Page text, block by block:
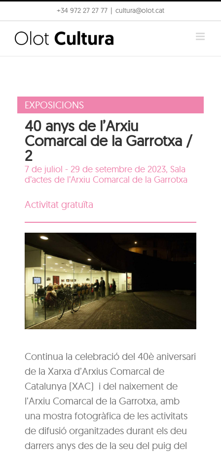
to
content
+34 972 27 27 77 cultura@olot.cat
EXPOSICIONS
40 anys de l’Arxiu
Comarcal de la Garrotxa /
2
7 de juliol - 29 de setembre de 2023, Sala
d’actes de l’Arxiu Comarcal de la Garrotxa
Activitat gratuïta
Continua la celebració del 40è aniversari
de la Xarxa d’Arxius Comarcal de
Catalunya (XAC) i del naixement de
l’Arxiu Comarcal de la Garrotxa, amb
una mostra fotogràfica de les activitats
de difusió organitzades durant els deu
darrers anys des de la seu del puig del